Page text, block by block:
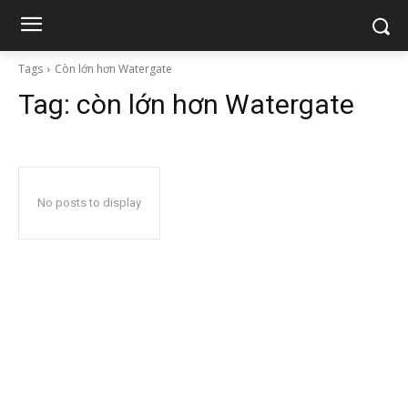
Tags Còn lớn hơn Watergate
Tag: còn lớn hơn Watergate
No posts to display